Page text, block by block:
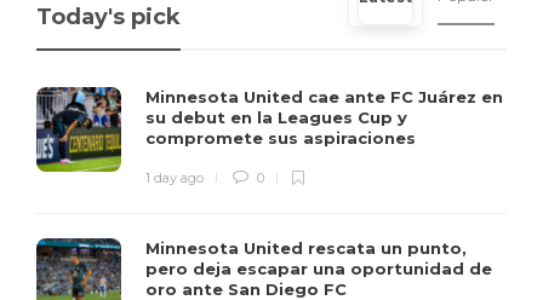
Today's pick
Minnesota United cae ante FC Juárez en
su debut en la Leagues Cup y
compromete sus aspiraciones
1 day ago 0
Minnesota United rescata un punto,
pero deja escapar una oportunidad de
oro ante San Diego FC